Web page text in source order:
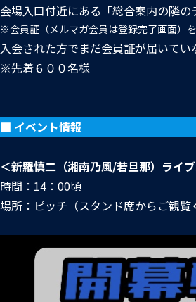
会場入口付近にある「総合案内の隣
※会員証（メルマガ会員は登録完了画面）
入会された方でまだ会員証が届いてい
※先着６００名様
■ イベント情報
＜新羅慎二（湘南乃風/若旦那）ライ
時間：14：00頃
場所：ピッチ（スタンド席からご観覧